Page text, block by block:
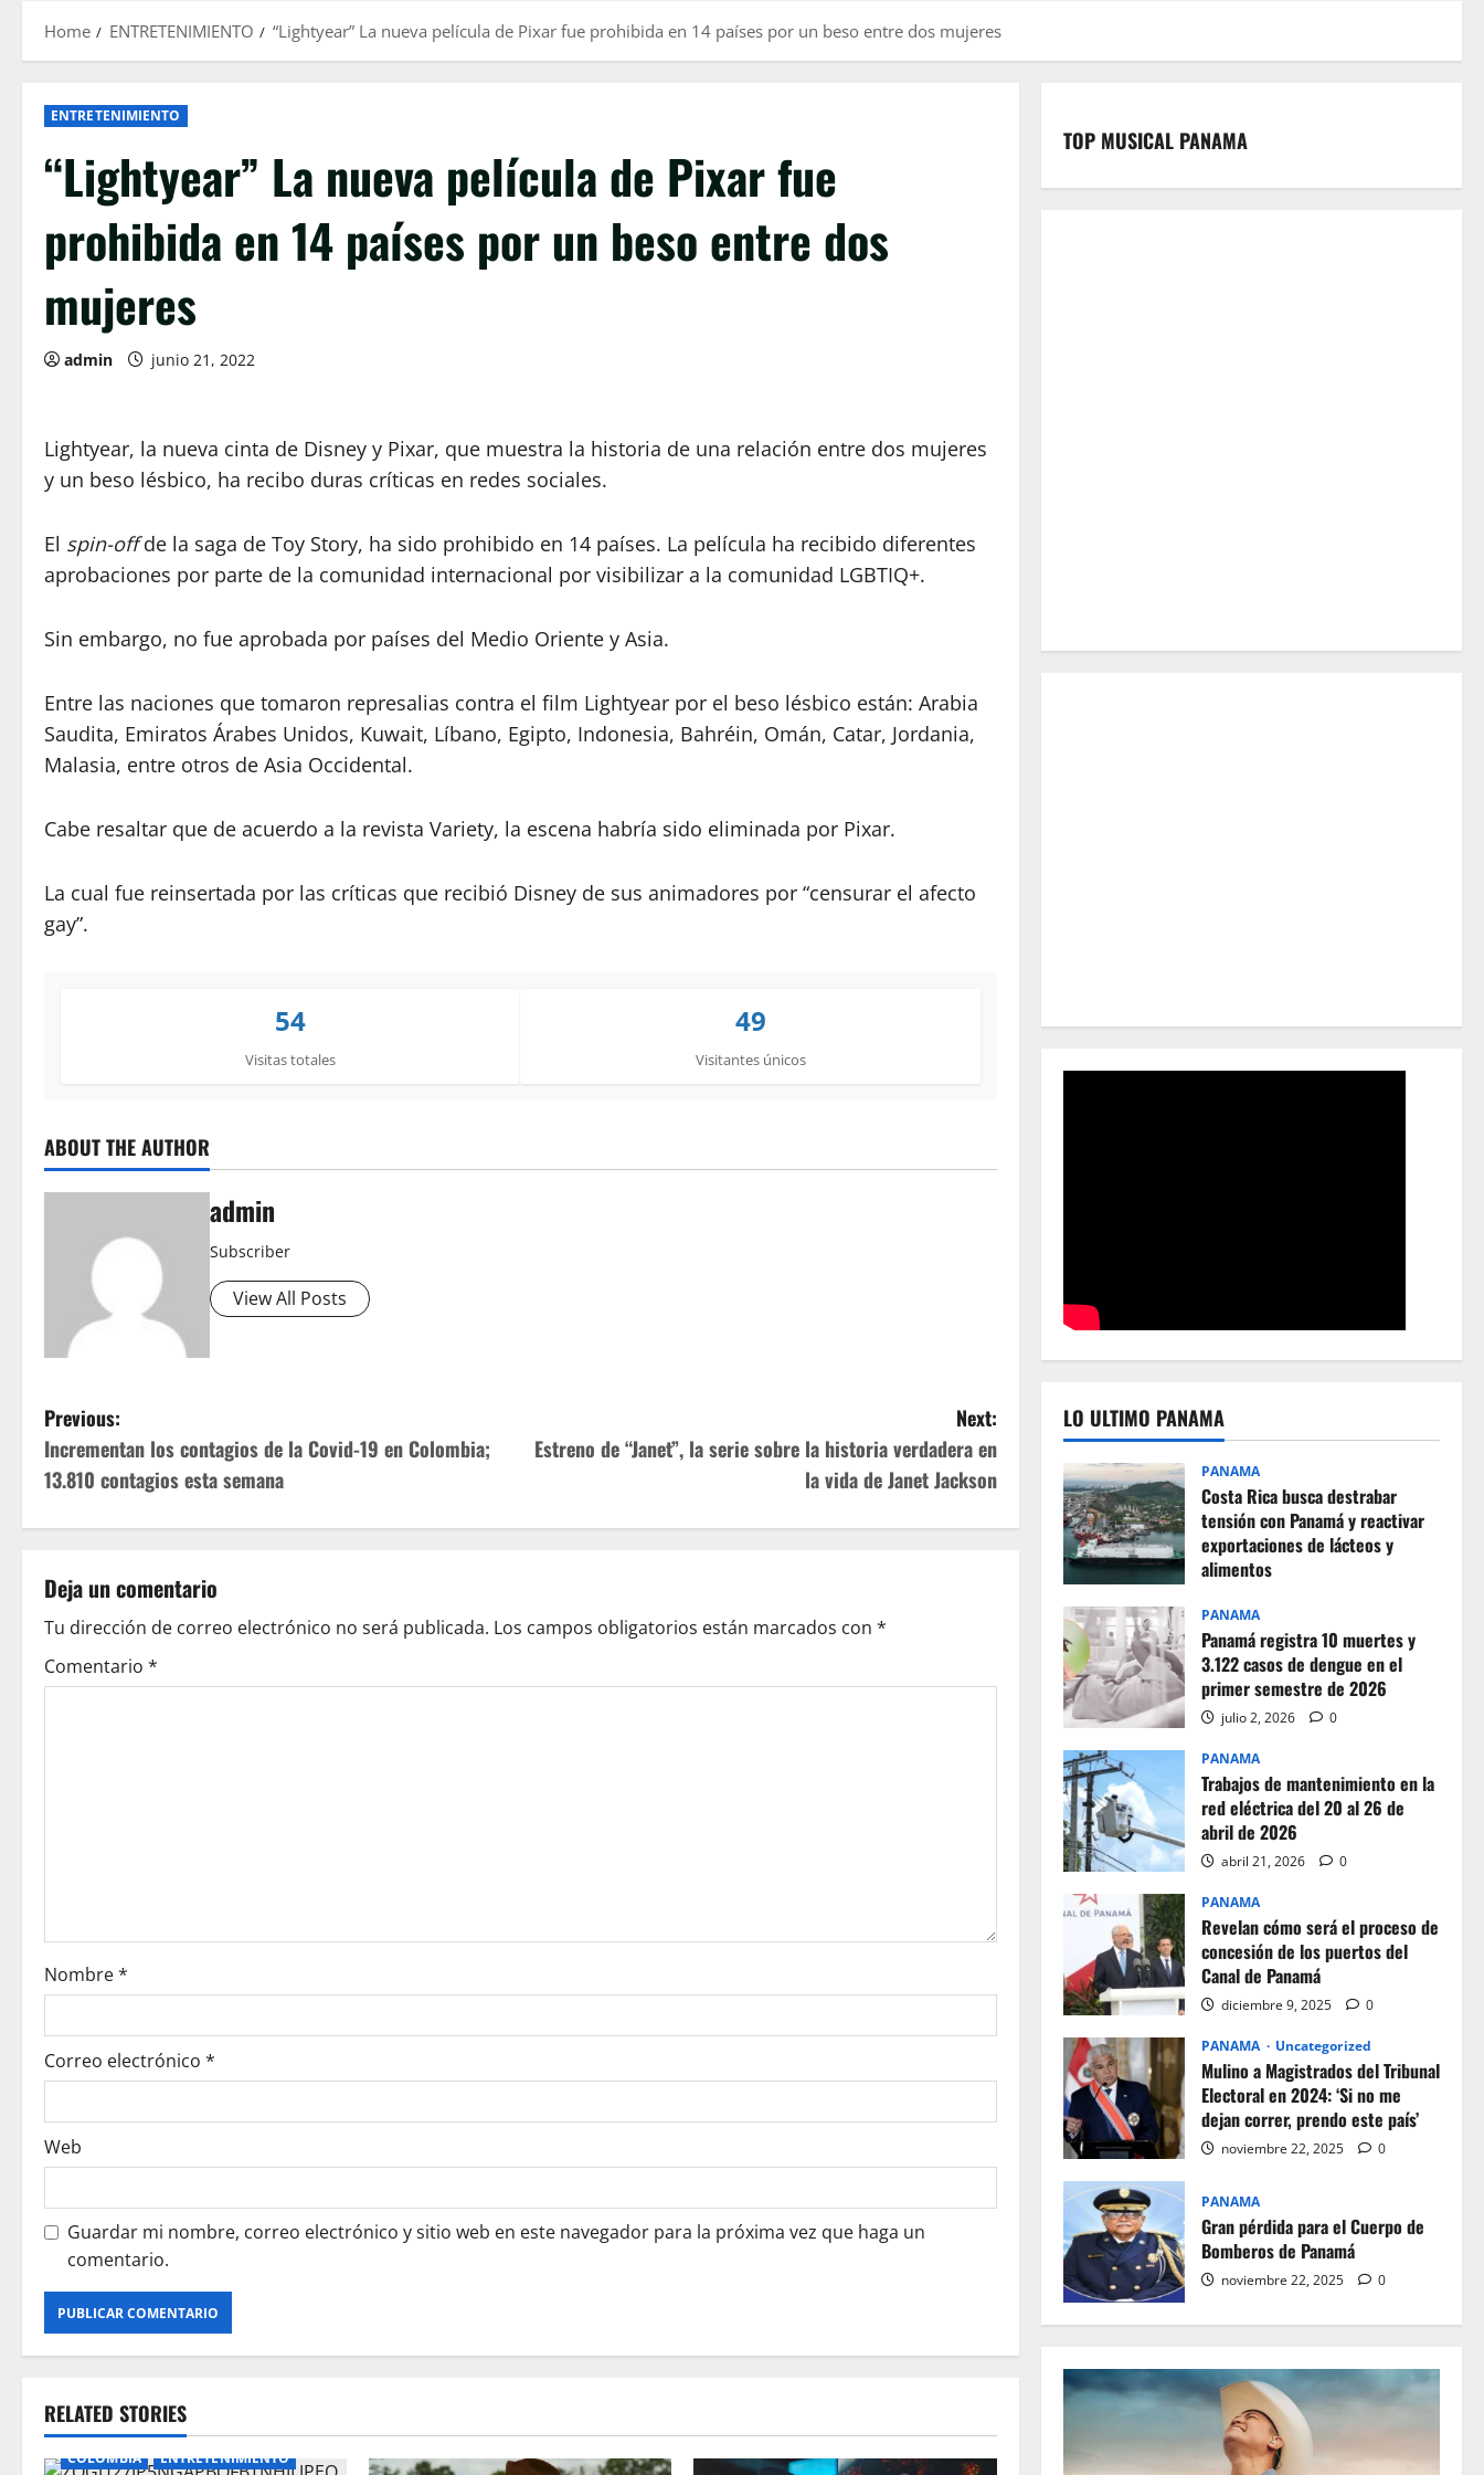
Home ENTRETENIMIENTO “Lightyear” La nueva película de Pixar fue prohibida en 14 países por un beso entre dos mujeres
ENTRETENIMIENTO
“Lightyear” La nueva película de Pixar fue
prohibida en 14 países por un beso entre dos
mujeres
admin junio 21, 2022
Lightyear, la nueva cinta de Disney y Pixar, que muestra la historia de una relación entre dos mujeres
y un beso lésbico, ha recibo duras críticas en redes sociales.
El spin-offde la saga de Toy Story, ha sido prohibido en 14 países. La película ha recibido diferentes
aprobaciones por parte de la comunidad internacional por visibilizar a la comunidad LGBTIQ+.
Sin embargo, no fue aprobada por países del Medio Oriente y Asia.
Entre las naciones que tomaron represalias contra el film Lightyear por el beso lésbico están: Arabia
Saudita, Emiratos Árabes Unidos, Kuwait, Líbano, Egipto, Indonesia, Bahréin, Omán, Catar, Jordania,
Malasia, entre otros de Asia Occidental.
Cabe resaltar que de acuerdo a la revista Variety, la escena habría sido eliminada por Pixar.
La cual fue reinsertada por las críticas que recibió Disney de sus animadores por “censurar el afecto
gay”.
54
Visitas totales
49
Visitantes únicos
ABOUT THE AUTHOR
admin
Subscriber
View All Posts
P
o
s
n
a
v
i
o
n
Previous:
Incrementan los contagios de la Covid-19 en Colombia;
13.810 contagios esta semana
Next:
Estreno de “Janet”, la serie sobre la historia verdadera en
la vida de Janet Jackson
Deja un comentario
Tu dirección de correo electrónico no será publicada. Los campos obligatorios están marcados con *
Comentario *
Nombre*
Correo electrónico *
Web
Guardar mi nombre, correo electrónico y sitio web en este navegador para la próxima vez que haga un
comentario.
RELATED STORIES
COLOMBIA ENTRETENIMIENTO
TOP MUSICAL PANAMA
LO ULTIMO PANAMA
PANAMA
Costa Rica busca destrabar
tensión con Panamá y reactivar
exportaciones de lácteos y
alimentos
PANAMA
Panamá registra 10 muertes y
3.122 casos de dengue en el
primer semestre de 2026
julio 2, 2026 0
PANAMA
Trabajos de mantenimiento en la
red eléctrica del 20 al 26 de
abril de 2026
abril 21, 2026 0
PANAMA
Revelan cómo será el proceso de
concesión de los puertos del
Canal de Panamá
diciembre 9, 2025 0
PANAMA Uncategorized
Mulino a Magistrados del Tribunal
Electoral en 2024: ‘Si no me
dejan correr, prendo este país’
noviembre 22, 2025 0
PANAMA
Gran pérdida para el Cuerpo de
Bomberos de Panamá
noviembre 22, 2025 0